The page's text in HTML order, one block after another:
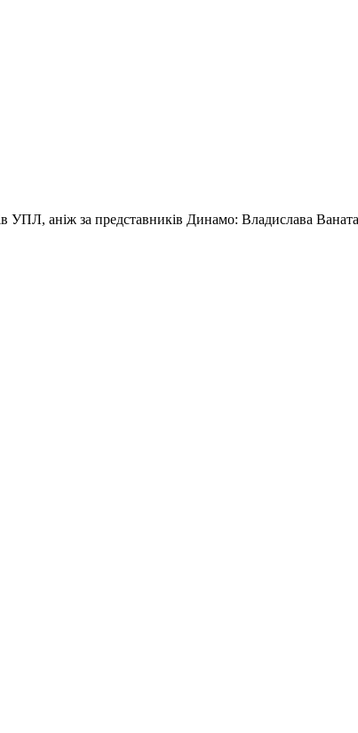
УПЛ, аніж за представників Динамо: Владислава